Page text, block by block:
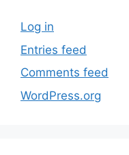
Log in
Entries feed
Comments feed
WordPress.org